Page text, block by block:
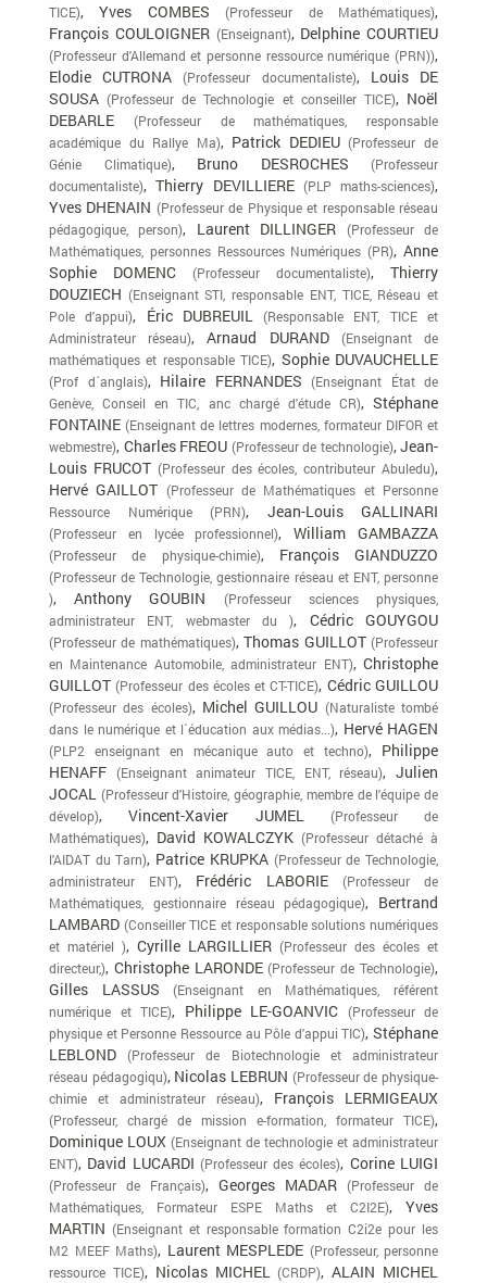
TICE), Yves COMBES(Professeur de Mathématiques),
François COULOIGNER (Enseignant), Delphine COURTIEU
(Professeur d'Allemand et personne ressource numérique (PRN)),
Elodie CUTRONA(Professeur documentaliste), Louis DE
SOUSA(Professeur de Technologie et conseiller TICE), Noël
DEBARLE
(Professeur de mathématiques, responsable
académique du Rallye Ma), Patrick DEDIEU(Professeur de
Génie Climatique), Bruno DESROCHES
(Professeur
documentaliste), Thierry DEVILLIERE (PLP maths-sciences),
Yves DHENAIN (Professeur de Physique et responsable réseau
pédagogique, person), Laurent DILLINGER
(Professeur de
Mathématiques, personnes Ressources Numériques (PR), Anne
Sophie DOMENC
(Professeur documentaliste), Thierry
DOUZIECH (Enseignant STI, responsable ENT, TICE, Réseau et
Pole d'appui), Éric DUBREUIL(Responsable ENT, TICE et
Administrateur réseau), Arnaud DURAND
(Enseignant de
mathématiques et responsable TICE), Sophie DUVAUCHELLE
(Prof d´anglais), Hilaire FERNANDES (Enseignant État de
Genève, Conseil en TIC, anc chargé d'étude CR), Stéphane
FONTAINE(Enseignant de lettres modernes, formateur DIFOR et
webmestre), Charles FREOU (Professeur de technologie), Jean-
Louis FRUCOT (Professeur des écoles, contributeur Abuledu),
Hervé GAILLOT (Professeur de Mathématiques et Personne
Ressource Numérique (PRN), Jean-Louis GALLINARI
(Professeur en lycée professionnel), William GAMBAZZA
(Professeur de physique-chimie), François GIANDUZZO
(Professeur de Technologie, gestionnaire réseau et ENT, personne
), Anthony GOUBIN
(Professeur sciences physiques,
administrateur ENT, webmaster du ), Cédric GOUYGOU
(Professeur de mathématiques), Thomas GUILLOT(Professeur
en Maintenance Automobile, administrateur ENT), Christophe
GUILLOT(Professeur des écoles et CT-TICE), Cédric GUILLOU
(Professeur des écoles), Michel GUILLOU (Naturaliste tombé
dans le numérique et l´éducation aux médias...), Hervé HAGEN
(PLP2 enseignant en mécanique auto et techno), Philippe
HENAFF (Enseignant animateur TICE, ENT, réseau), Julien
JOCAL (Professeur d'Histoire, géographie, membre de l'équipe de
dévelop), Vincent-Xavier JUMEL
(Professeur de
Mathématiques), David KOWALCZYK (Professeur détaché à
l'AIDAT du Tarn), Patrice KRUPKA (Professeur de Technologie,
administrateur ENT), Frédéric LABORIE
(Professeur de
Mathématiques, gestionnaire réseau pédagogique), Bertrand
LAMBARD (Conseiller TICE et responsable solutions numériques
et matériel ), Cyrille LARGILLIER (Professeur des écoles et
directeur,), Christophe LARONDE(Professeur de Technologie),
Gilles LASSUS(Enseignant en Mathématiques, référent
numérique et TICE), Philippe LE-GOANVIC (Professeur de
physique et Personne Ressource au Pôle d'appui TIC), Stéphane
LEBLOND(Professeur de Biotechnologie et administrateur
réseau pédagogiqu), Nicolas LEBRUN (Professeur de physique-
chimie et administrateur réseau), François LERMIGEAUX
(Professeur, chargé de mission e-formation, formateur TICE),
Dominique LOUX (Enseignant de technologie et administrateur
ENT), David LUCARDI (Professeur des écoles), Corine LUIGI
(Professeur de Français), Georges MADAR (Professeur de
Mathématiques, Formateur ESPE Maths et C2I2E), Yves
MARTIN (Enseignant et responsable formation C2i2e pour les
M2 MEEF Maths), Laurent MESPLEDE (Professeur, personne
ressource TICE), Nicolas MICHEL(CRDP), ALAIN MICHEL